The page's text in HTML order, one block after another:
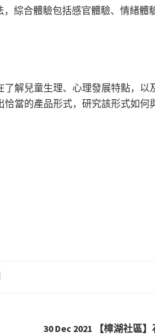
綜合體驗包括感官體驗、情緒體
解兒童生理、心理發展特點，
當的產品形式，研究該形式如
30 Dec 2021 【樟湖社區